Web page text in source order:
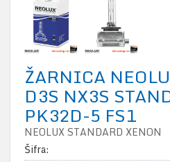
ŽARNICA
D3S NX3S
PK32D-5 FS1
NEOLUX STANDARD XENON
Šifra: